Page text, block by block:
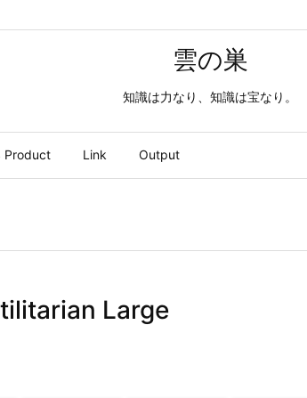
雲の巣
知識は力なり、知識は宝なり。
Product Link Output
Large